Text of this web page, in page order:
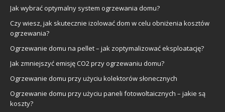
Jak wybrać optymalny system ogrzewania domu?
Czy wiesz, jak skutecznie izolować dom w celu obniżenia kosztów
ogrzewania?
Ogrzewanie domu na pellet – jak zoptymalizować eksploatację?
Jak zmniejszyć emisję CO2 przy ogrzewaniu domu?
Ogrzewanie domu przy użyciu kolektorów słonecznych
Ogrzewanie domu przy użyciu paneli fotowoltaicznych – jakie są
koszty?